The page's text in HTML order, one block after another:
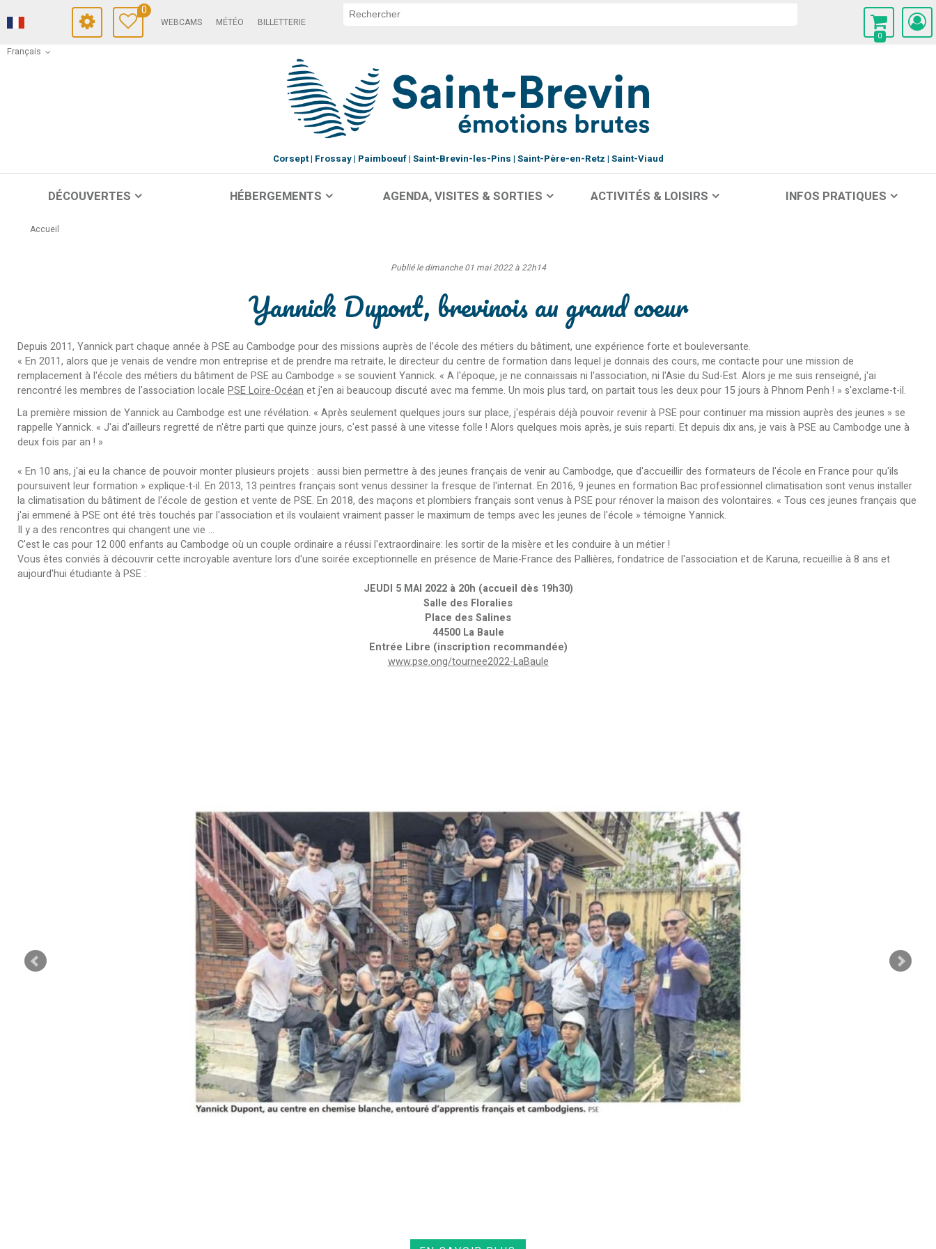
Français
0
WEBCAMS MÉTÉO BILLETTERIE
0
Corsept Frossay Paimboeuf Saint-Brevin-les-Pins Saint-Père-en-Retz Saint-Viaud
DÉCOUVERTES HÉBERGEMENTS AGENDA, VISITES & SORTIES ACTIVITÉS & LOISIRS INFOS PRATIQUES
Accueil
Publié le dimanche 01 mai 2022 à 22h14
Yannick Dupont, brevinois au grand coeur
Depuis 2011, Yannick part chaque année à PSE au Cambodge pour des missions auprès de l’école des métiers du bâtiment, une expérience forte et bouleversante.
« En 2011, alors que je venais de vendre mon entreprise et de prendre ma retraite, le directeur du centre de formation dans lequel je donnais des cours, me contacte pour une mission de
remplacement à l'école des métiers du bâtiment de PSE au Cambodge » se souvient Yannick. « A l'époque, je ne connaissais ni l'association, ni l'Asie du Sud-Est. Alors je me suis renseigné, j'ai
rencontré les membres de l'association locale PSE Loire-Océan et j'en ai beaucoup discuté avec ma femme. Un mois plus tard, on partait tous les deux pour 15 jours à Phnom Penh ! » s'exclame-t-il.
La première mission de Yannick au Cambodge est une révélation. « Après seulement quelques jours sur place, j'espérais déjà pouvoir revenir à PSE pour continuer ma mission auprès des jeunes » se
rappelle Yannick. « J'ai d'ailleurs regretté de n'être parti que quinze jours, c'est passé à une vitesse folle ! Alors quelques mois après, je suis reparti. Et depuis dix ans, je vais à PSE au Cambodge une à
deux fois par an ! »
« En 10 ans, j'ai eu la chance de pouvoir monter plusieurs projets : aussi bien permettre à des jeunes français de venir au Cambodge, que d'accueillir des formateurs de l'école en France pour qu'ils
poursuivent leur formation » explique-t-il. En 2013, 13 peintres français sont venus dessiner la fresque de l'internat. En 2016, 9 jeunes en formation Bac professionnel climatisation sont venus installer
la climatisation du bâtiment de l'école de gestion et vente de PSE. En 2018, des maçons et plombiers français sont venus à PSE pour rénover la maison des volontaires. « Tous ces jeunes français que
j'ai emmené à PSE ont été très touchés par l'association et ils voulaient vraiment passer le maximum de temps avec les jeunes de l'école » témoigne Yannick.
Il y a des rencontres qui changent une vie ...
C'est le cas pour 12 000 enfants au Cambodge où un couple ordinaire a réussi l'extraordinaire: les sortir de la misère et les conduire à un métier !
Vous êtes conviés à découvrir cette incroyable aventure lors d'une soirée exceptionnelle en présence de Marie-France des Pallières, fondatrice de l'association et de Karuna, recueillie à 8 ans et
aujourd'hui étudiante à PSE :
JEUDI 5 MAI 2022 à 20h (accueil dès 19h30)
Salle des Floralies
Place des Salines
44500 La Baule
Entrée Libre (inscription recommandée)
www.pse.ong/tournee2022-LaBaule